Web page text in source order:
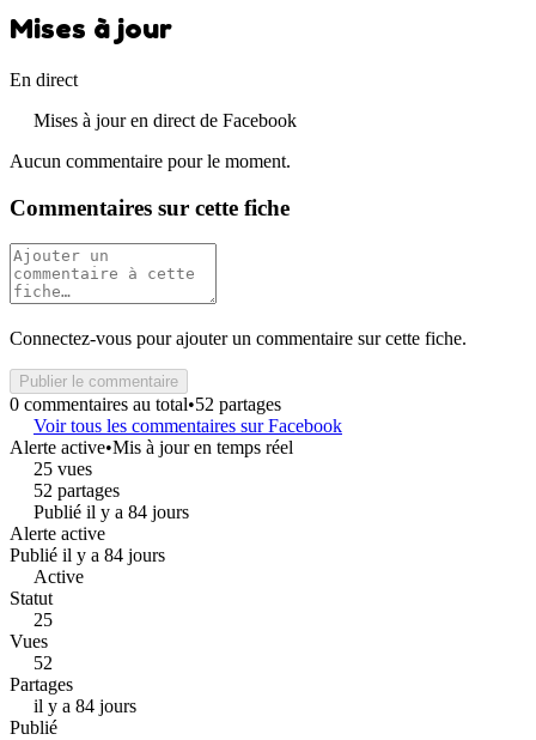
Mises à jour
En direct
Mises à jour en direct de Facebook
Aucun commentaire pour le moment.
Commentaires sur cette fiche
Connectez-vous pour ajouter un commentaire sur cette fiche.
Publier le commentaire
0 commentaires au total•52 partages
Voir tous les commentaires sur Facebook
Alerte active•Mis à jour en temps réel
25 vues
52 partages
Publié il y a 84 jours
Alerte active
Publié il y a 84 jours
Active
Statut
25
Vues
52
Partages
il y a 84 jours
Publié